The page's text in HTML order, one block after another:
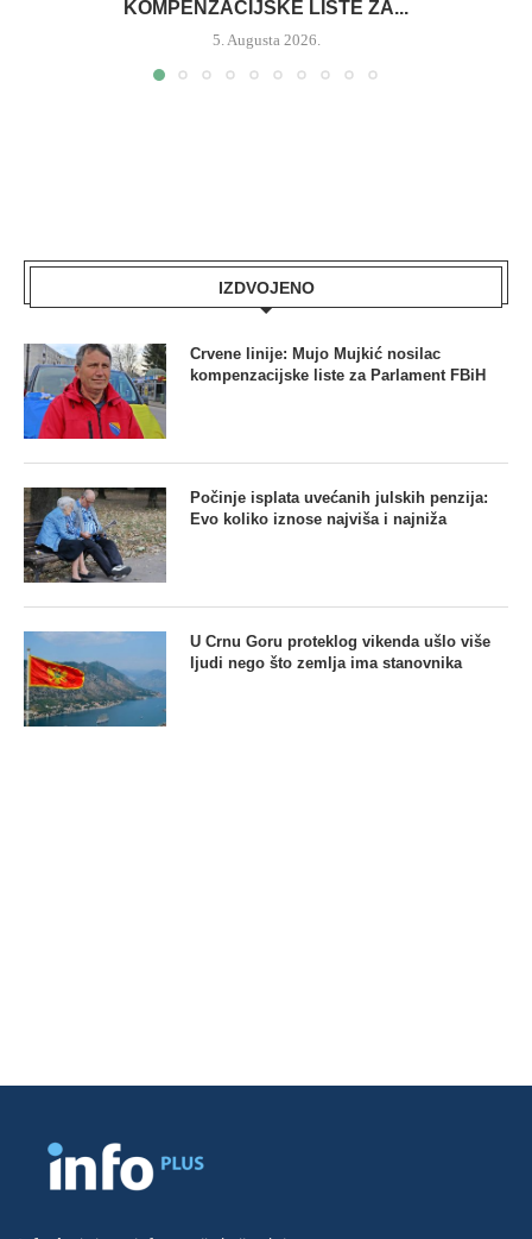
KOMPENZACIJSKE LISTE ZA...
5. Augusta 2026.
IZDVOJENO
Crvene linije: Mujo Mujkić nosilac
kompenzacijske liste za Parlament FBiH
Počinje isplata uvećanih julskih penzija:
Evo koliko iznose najviša i najniža
U Crnu Goru proteklog vikenda ušlo više
ljudi nego što zemlja ima stanovnika